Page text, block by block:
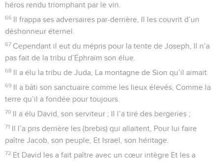
héros rendu triomphant par le vin.
66 Il frappa ses adversaires par-derrière, Il les couvrit d’un
déshonneur éternel.
67 Cependant il eut du mépris pour la tente de Joseph, Il n’a
pas fait de la tribu d’Éphraïm son élue.
68 Il a élu la tribu de Juda, La montagne de Sion qu’il aimait.
69 Il a bâti son sanctuaire comme les lieux élevés, Comme la
terre qu’il a fondée pour toujours.
70 Il a élu David, son serviteur ; Il l’a tiré des bergeries ;
71 Il l’a pris derrière les (brebis) qui allaitent, Pour lui faire
paître Jacob, son peuple, Et Israël, son héritage.
72 Et David les a fait paître avec un cœur intègre Et les a